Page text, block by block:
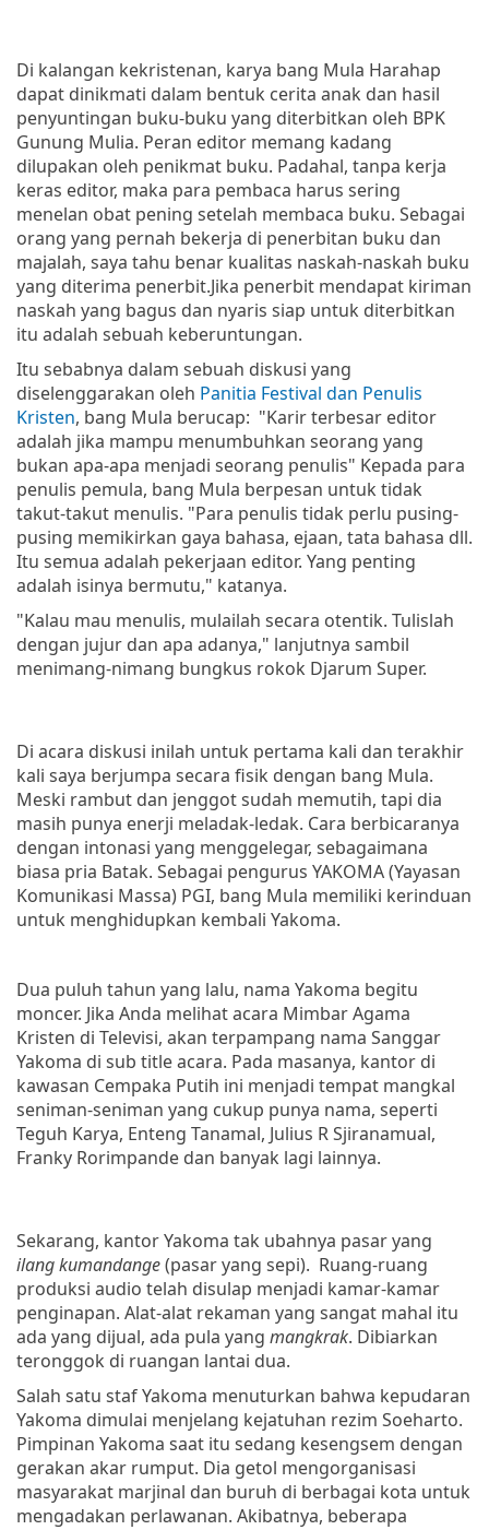
Di kalangan kekristenan, karya bang Mula Harahap
dapat dinikmati dalam bentuk cerita anak dan hasil
penyuntingan buku-buku yang diterbitkan oleh BPK
Gunung Mulia. Peran editor memang kadang
dilupakan oleh penikmat buku. Padahal, tanpa kerja
keras editor, maka para pembaca harus sering
menelan obat pening setelah membaca buku. Sebagai
orang yang pernah bekerja di penerbitan buku dan
majalah, saya tahu benar kualitas naskah-naskah buku
yang diterima penerbit.Jika penerbit mendapat kiriman
naskah yang bagus dan nyaris siap untuk diterbitkan
itu adalah sebuah keberuntungan.
Itu sebabnya dalam sebuah diskusi yang
diselenggarakan oleh Panitia Festival dan Penulis
Kristen, bang Mula berucap: "Karir terbesar editor
adalah jika mampu menumbuhkan seorang yang
bukan apa-apa menjadi seorang penulis" Kepada para
penulis pemula, bang Mula berpesan untuk tidak
takut-takut menulis. "Para penulis tidak perlu pusing-
pusing memikirkan gaya bahasa, ejaan, tata bahasa dll.
Itu semua adalah pekerjaan editor. Yang penting
adalah isinya bermutu," katanya.
"Kalau mau menulis, mulailah secara otentik. Tulislah
dengan jujur dan apa adanya," lanjutnya sambil
menimang-nimang bungkus rokok Djarum Super.
Di acara diskusi inilah untuk pertama kali dan terakhir
kali saya berjumpa secara fisik dengan bang Mula.
Meski rambut dan jenggot sudah memutih, tapi dia
masih punya enerji meladak-ledak. Cara berbicaranya
dengan intonasi yang menggelegar, sebagaimana
biasa pria Batak. Sebagai pengurus YAKOMA (Yayasan
Komunikasi Massa) PGI, bang Mula memiliki kerinduan
untuk menghidupkan kembali Yakoma.
Dua puluh tahun yang lalu, nama Yakoma begitu
moncer. Jika Anda melihat acara Mimbar Agama
Kristen di Televisi, akan terpampang nama Sanggar
Yakoma di sub title acara. Pada masanya, kantor di
kawasan Cempaka Putih ini menjadi tempat mangkal
seniman-seniman yang cukup punya nama, seperti
Teguh Karya, Enteng Tanamal, Julius R Sjiranamual,
Franky Rorimpande dan banyak lagi lainnya.
Sekarang, kantor Yakoma tak ubahnya pasar yang
ilang kumandange(pasar yang sepi). Ruang-ruang
produksi audio telah disulap menjadi kamar-kamar
penginapan. Alat-alat rekaman yang sangat mahal itu
ada yang dijual, ada pula yang mangkrak. Dibiarkan
teronggok di ruangan lantai dua.
Salah satu staf Yakoma menuturkan bahwa kepudaran
Yakoma dimulai menjelang kejatuhan rezim Soeharto.
Pimpinan Yakoma saat itu sedang kesengsem dengan
gerakan akar rumput. Dia getol mengorganisasi
masyarakat marjinal dan buruh di berbagai kota untuk
mengadakan perlawanan. Akibatnya, beberapa